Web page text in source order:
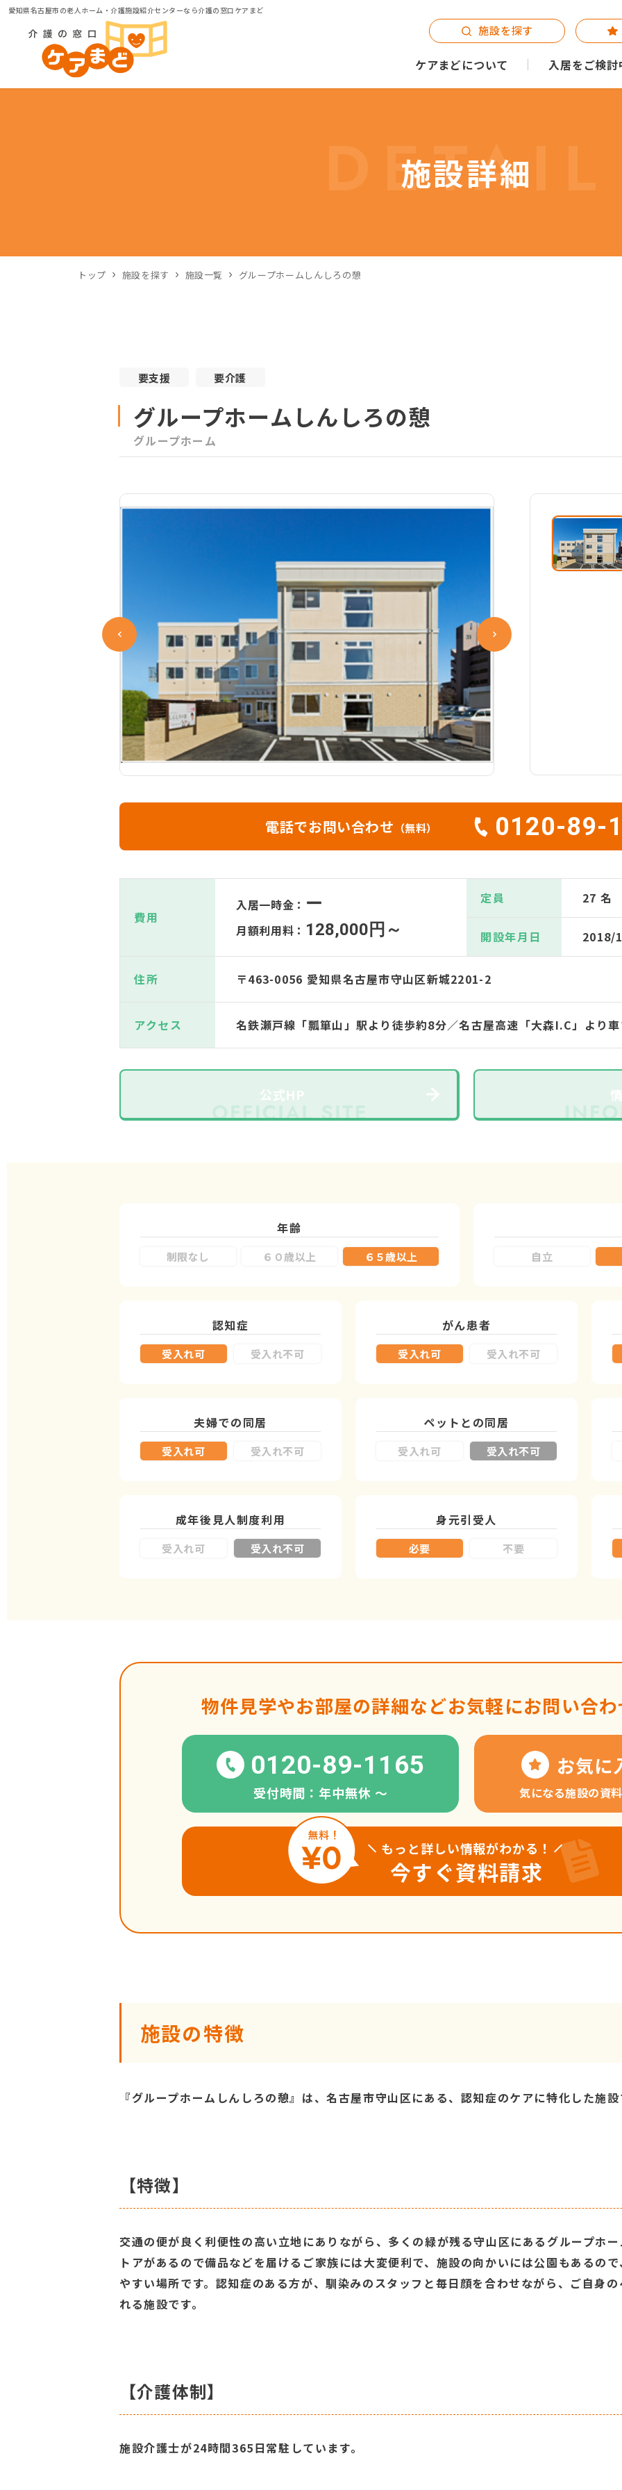
愛知県名古屋市の老人ホーム・介護施設紹介センターなら介護の窓口ケアまど
ケアまどについて 入居をご検
施設を探す
DETAIL
施設詳細
トップ 施設を探す 施設一覧 グループホームしんしろの憩
要支援 要介護
グループホームしんしろの憩
グループホーム
電話でお問い合わせ （無料） 0120-89-
費用
入居一時金： ー
月額利用料： 128,000円～
定員 27 名
開設年月日 2018/
住所 〒463-0056 愛知県名古屋市守山区新城2201-2
アクセス 名鉄瀬戸線「瓢箪山」駅より徒歩約8分／名古屋高速「大森I.C」より
公式HP
年齢
制限なし ６０歳以上 ６５歳以上 自立
認知症
受入れ可 受入れ不可
がん患者
受入れ可 受入れ不可
夫婦での同居
受入れ可 受入れ不可
ペットとの同居
受入れ可 受入れ不可
成年後見人制度利用
受入れ可 受入れ不可
身元引受人
必要 不要
物件見学やお部屋の詳細などお気軽にお問い合
0120-89-1165
受付時間：年中無休 〜
お気に
気になる施設の資
もっと詳しい情報がわかる！
今すぐ資料請求
施設の特徴
『グループホームしんしろの憩』は、名古屋市守山区にある、認知症のケアに特化した施
【特徴】
交通の便が良く利便性の高い立地にありながら、多くの緑が残る守山区にあるグループホ
トアがあるので備品などを届けるご家族には大変便利で、施設の向かいには公園もあるの
やすい場所です。認知症のある方が、馴染みのスタッフと毎日顔を合わせながら、ご自身
れる施設です。
【介護体制】
施設介護士が24時間365日常駐しています。